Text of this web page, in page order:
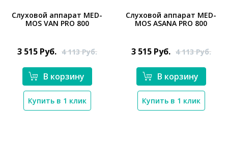
*}
Слуховой аппарат MED-
MOS VAN PRO 800
3 515 Руб. 4 113Руб.
В корзину
Купить в 1 клик
*}
Слуховой аппарат MED-
MOS ASANA PRO 800
3 515 Руб. 4 113Руб.
В корзину
Купить в 1 клик